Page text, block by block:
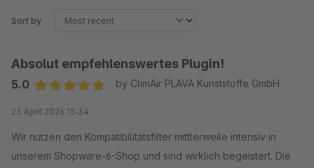
Sort by
Absolut empfehlenswertes Plugin!
5.0
by ClimAir PLAVA Kunststoffe GmbH
23 April 2026 15:34
Wir nutzen den Kompatibilitätsfilter mittlerweile intensiv in
unserem Shopware-6-Shop und sind wirklich begeistert. Die